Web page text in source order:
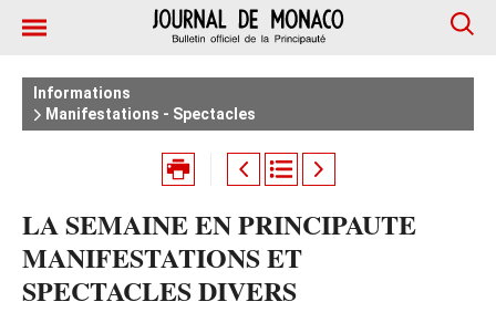
Informations
Manifestations - Spectacles
LA SEMAINE EN PRINCIPAUTE
MANIFESTATIONS ET
SPECTACLES DIVERS